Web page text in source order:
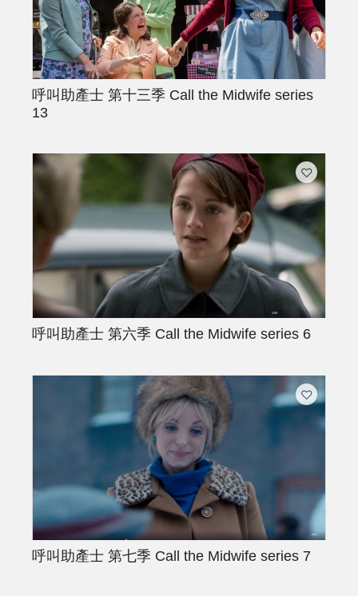
呼叫助產士 第十三季 Call the Midwife series
13
呼叫助產士 第六季 Call the Midwife series 6
呼叫助產士 第七季 Call the Midwife series 7